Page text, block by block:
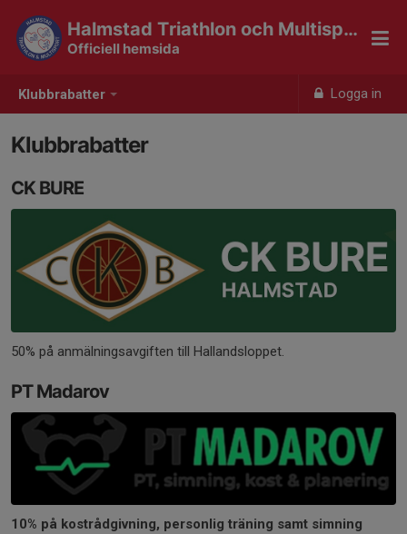
Klubbrabatter Logga in
Halmstad Triathlon och Multisport
Officiell hemsida
Klubbrabatter
CK BURE
50% på anmälningsavgiften till Hallandsloppet.
PT Madarov
10% på kostrådgivning, personlig träning samt simning